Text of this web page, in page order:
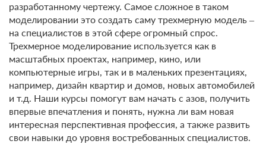
разработанному чертежу. Самое сложное в таком
моделировании это создать саму трехмерную модель –
на специалистов в этой сфере огромный спрос.
Трехмерное моделирование используется как в
масштабных проектах, например, кино, или
компьютерные игры, так и в маленьких презентациях,
например, дизайн квартир и домов, новых автомобилей
и т.д. Наши курсы помогут вам начать с азов, получить
впервые впечатления и понять, нужна ли вам новая
интересная перспективная профессия, а также развить
свои навыки до уровня востребованных специалистов.